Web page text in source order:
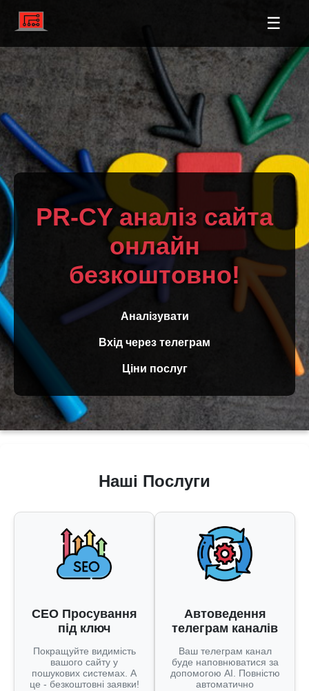
☰
PR-CY аналіз сайта
онлайн
безкоштовно!
Аналізувати
Вхід через телеграм
Ціни послуг
Наші Послуги
СЕО Просування
під ключ
Покращуйте видимість
вашого сайту у
пошукових системах. А
це - безкоштовні заявки!
Автоведення
телеграм каналів
Ваш телеграм канал
буде наповнюватися за
допомогою AI. Повністю
автоматично